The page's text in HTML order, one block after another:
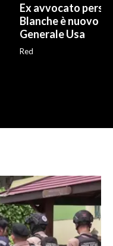
Ex avvocato
Blanche è nuovo
Generale Usa
Red